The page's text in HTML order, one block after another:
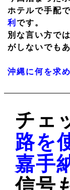
ホテルで手配
利 です。
別な言い方で
がしないでも
沖縄に何を求
チェ
路を
嘉手